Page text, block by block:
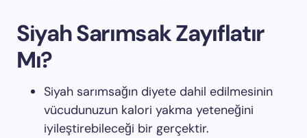
Siyah Sarımsak Zayıflatır
Mı?
Siyah sarımsağın diyete dahil edilmesinin
vücudunuzun kalori yakma yeteneğini
iyileştirebileceği bir gerçektir.